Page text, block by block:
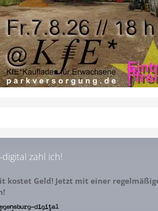
zahl ich!
kostet Geld! Jetzt mit einer